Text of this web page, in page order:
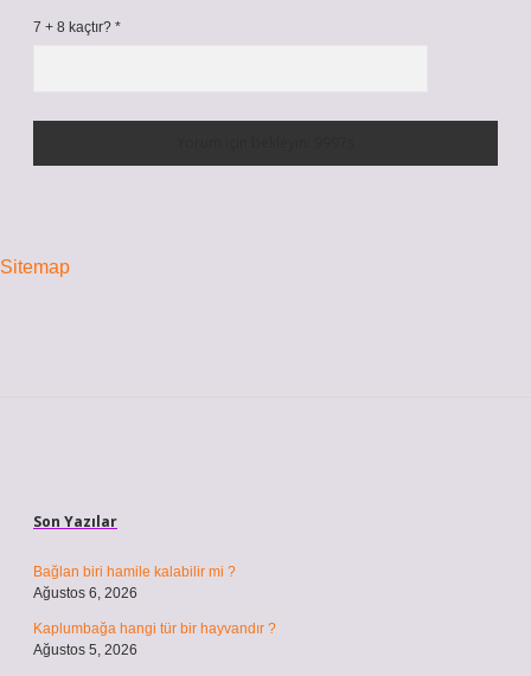
7 + 8 kaçtır? *
Sitemap
Son Yazılar
Bağlan biri hamile kalabilir mi ?
Ağustos 6, 2026
Kaplumbağa hangi tür bir hayvandır ?
Ağustos 5, 2026